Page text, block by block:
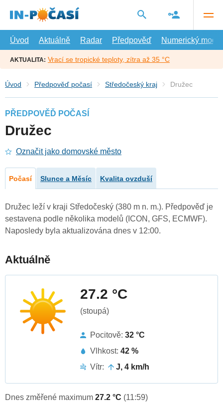
hlavní
Úvod
Aktuálně Radar Předpověď Numerický model
AKTUALITA: Vrací se tropické teploty, zítra až 35 °C
Úvod Předpověď počasí Středočeský kraj Družec
PŘEDPOVĚĎ POČASÍ
Družec
Označit jako domovské město
Počasí Slunce a Měsíc Kvalita ovzduší
Družec leží v kraji Středočeský (380 m n. m.). Předpověď je
sestavena podle několika modelů (ICON, GFS, ECMWF).
Naposledy byla aktualizována dnes v 12:00.
Aktuálně
27.2 °C
(stoupá)
Pocitově: 32 °C
Vlhkost: 42 %
Vítr:
J, 4 km/h
Dnes změřené maximum 27.2 °C (11:59)